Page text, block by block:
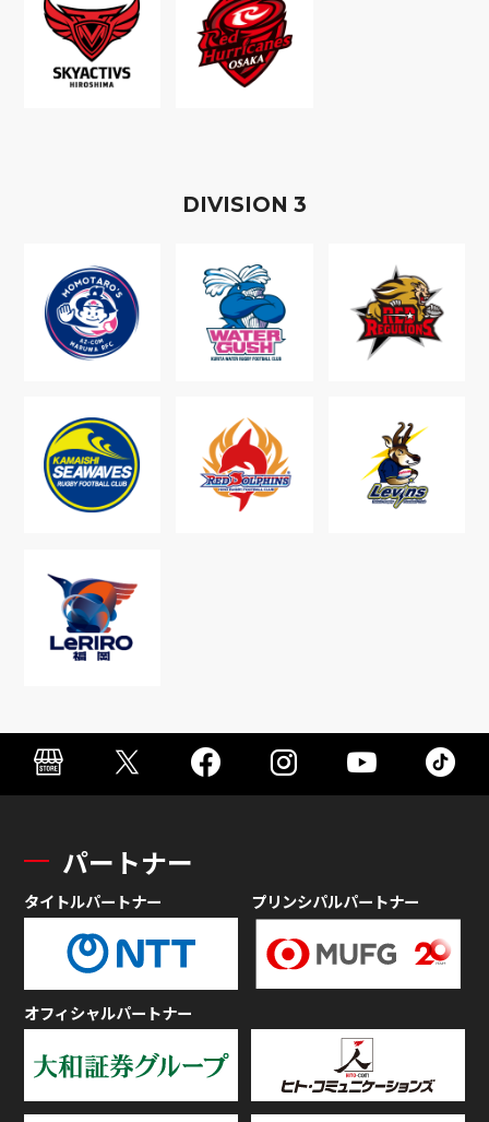
DIVISION 3
パートナー
タイトルパートナー プリンシパルパートナー
オフィシャルパートナー